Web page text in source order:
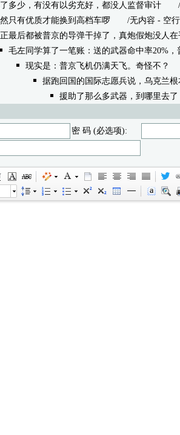
多少，有没有以劣充好，都没人监督审计 /无
只有优质才能换到高档车啰 /无内容 - 空行
最后都被普京的导弹干掉了，真炮假炮没人在
毛左同学算了一笔账：送的武器命中率20%
现实是：普京飞机仍满天飞。奇怪不？
据跑回国的国际志愿兵说，乌克兰
援助了那么多武器，到哪里去了
密 码 (必选项):